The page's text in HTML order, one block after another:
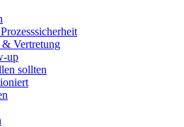
Vertretung
up
sollten